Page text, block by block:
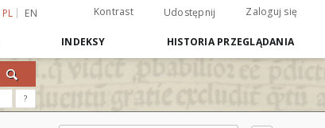
PL EN Kontrast Udostępnij Zaloguj się
INDEKSY HISTORIA PRZEGLĄDANIA
?